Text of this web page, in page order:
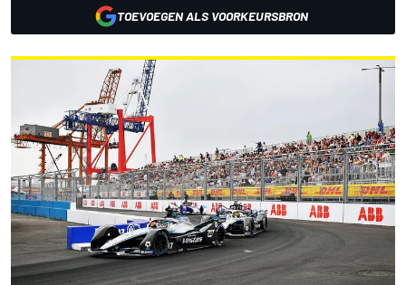
TOEVOEGEN ALS VOORKEURSBRON